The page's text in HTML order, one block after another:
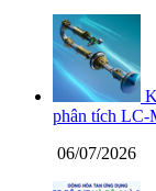
phân tích LC-
06/07/2026